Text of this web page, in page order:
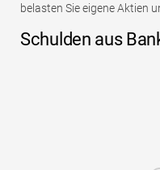
belasten Sie eigene Aktien
Schulden aus